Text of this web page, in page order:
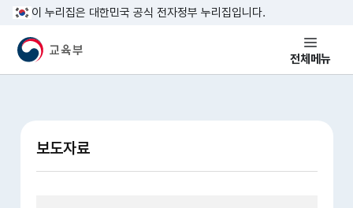
본문 바로가기
이 누리집은 대한민국 공식 전자정부 누리집입니다.
교육부 국민 메인홈페이지 전체메뉴
보도자료